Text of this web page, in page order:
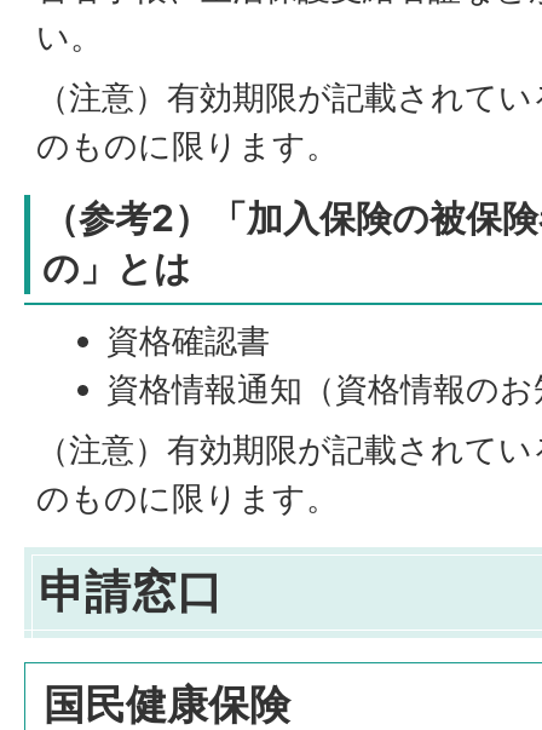
い。
（注意）有効期限が記載されて
のものに限ります。
（参考2）「加入保険の被保
の」とは
資格確認書
資格情報通知（資格情報の
（注意）有効期限が記載されて
のものに限ります。
申請窓口
国民健康保険